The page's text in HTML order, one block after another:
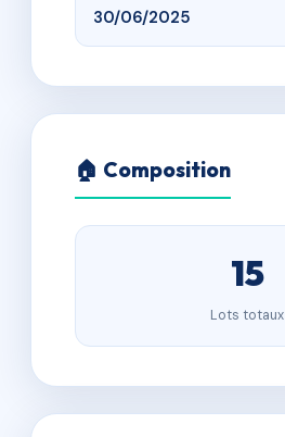
30/06/2025
🏠 Composition
15
Lots totaux